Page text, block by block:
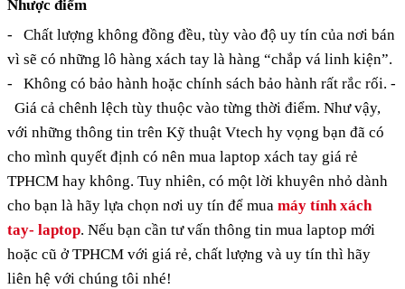
Nhược điểm
-
Chất lượng không đồng đều, tùy vào độ uy tín của nơi bán
vì sẽ có những lô hàng xách tay là hàng “chắp vá linh kiện”.
-
Không có bảo hành hoặc chính sách bảo hành rất rắc rối. -
Giá cả chênh lệch tùy thuộc vào từng thời điểm. Như vậy,
với những thông tin trên Kỹ thuật Vtech hy vọng bạn đã có
cho mình quyết định có nên mua laptop xách tay giá rẻ
TPHCM hay không. Tuy nhiên, có một lời khuyên nhỏ dành
cho bạn là hãy lựa chọn nơi uy tín để mua máy tính xách
tay- laptop. Nếu bạn cần tư vấn thông tin mua laptop mới
hoặc cũ ở TPHCM với giá rẻ, chất lượng và uy tín thì hãy
liên hệ với chúng tôi nhé!